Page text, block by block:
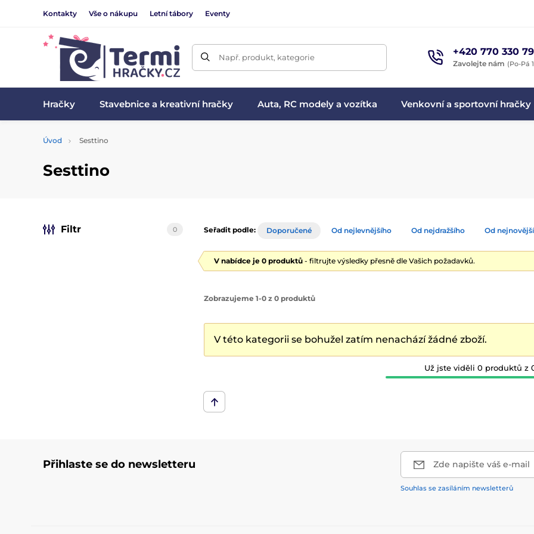
Kontakty Vše o nákupu Letní tábory Eventy
Např. produkt, kategorie +420 770 330
Zavolejte nám (Po-Pá
Hračky Stavebnice a kreativní hračky Auta, RC modely a vozítka Venkovní a sportovní hračky
Úvod Sesttino
Sesttino
Filtr 0 Seřadit podle: Doporučené Od nejlevnějšího Od nejdražšího Od
V nabídce je 0 produktů - filtrujte výsledky přesně dle Vašich požadavků.
Zobrazujeme 1-0 z 0 produktů
V této kategorii se bohužel zatím nenachází žádné zboží.
Už jste viděli 0 produktů z
Přihlaste se do newsletteru Zde napište váš e-mail
Souhlas se zasíláním newsletterů